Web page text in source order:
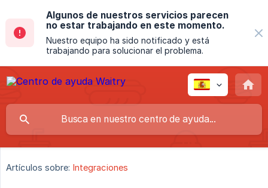
Algunos de nuestros servicios parecen
no estar trabajando en este momento.
Nuestro equipo ha sido notificado y está
trabajando para solucionar el problema.
Artículos sobre: Integraciones